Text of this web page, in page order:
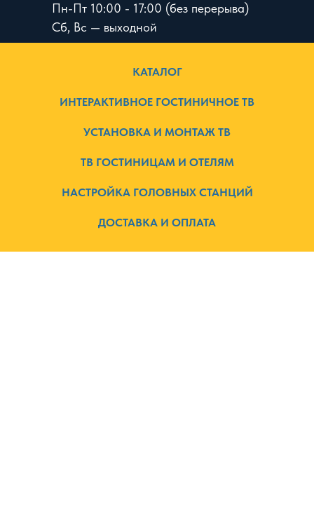
Пн-Пт 10:00 - 17:00 (без перерыва)
Сб, Вс — выходной
КАТАЛОГ
ИНТЕРАКТИВНОЕ ГОСТИНИЧНОЕ ТВ
УСТАНОВКА И МОНТАЖ ТВ
ТВ ГОСТИНИЦАМ И ОТЕЛЯМ
НАСТРОЙКА ГОЛОВНЫХ СТАНЦИЙ
ДОСТАВКА И ОПЛАТА